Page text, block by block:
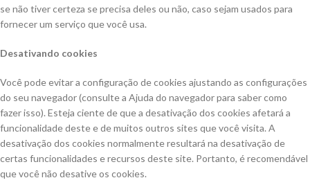
se não tiver certeza se precisa deles ou não, caso sejam usados ​​para
fornecer um serviço que você usa.
Desativando cookies
Você pode evitar a configuração de cookies ajustando as configurações
do seu navegador (consulte a Ajuda do navegador para saber como
fazer isso). Esteja ciente de que a desativação dos cookies afetará a
funcionalidade deste e de muitos outros sites que você visita. A
desativação dos cookies normalmente resultará na desativação de
certas funcionalidades e recursos deste site. Portanto, é recomendável
que você não desative os cookies.